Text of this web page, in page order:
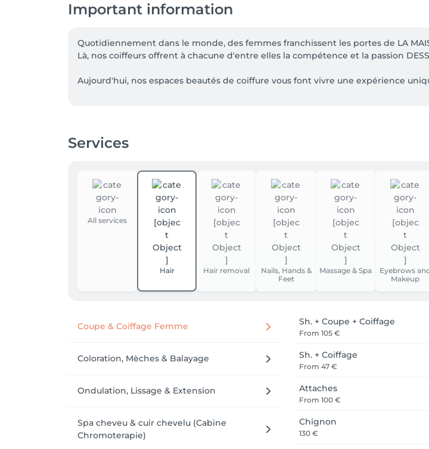
Important information
Quotidiennement dans le monde, des femmes franchissent les portes de LA
Là, nos coiffeurs offrent à chacune d'entre elles la compétence et la passion
Aujourd'hui, nos espaces beautés de coiffure vous font vivre une expérience
Trouvez LA MAISON DE BEAUTE DESSANGE le plus proche de chez vous et
TVA : LU12583477
Services
All services
Hair Hair removal
Nails, Hands &
Feet
Massage & Spa
Eyebrows
Makeup
Coupe & Coiffage Femme
Coloration, Mèches & Balayage
Ondulation, Lissage & Extension
Spa cheveu & cuir chevelu (Cabine
Chromoterapie)
Sh. + Coupe + Coiffage
From 105 €
Sh. + Coiffage
From 47 €
Attaches
From 100 €
Chignon
130 €